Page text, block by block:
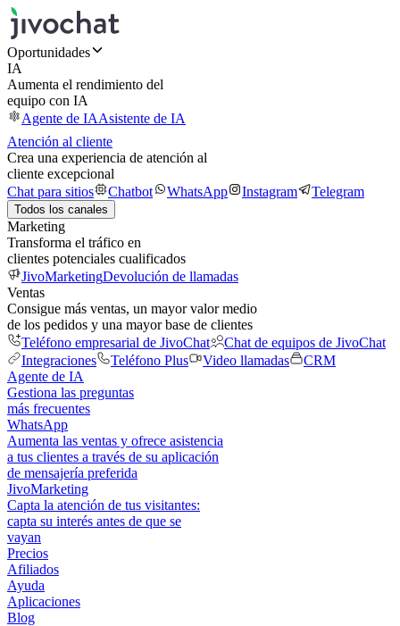
Oportunidades
IA
Aumenta el rendimiento del
equipo con IA
Agente de IAAsistente de IA
Atención al cliente
Crea una experiencia de atención al
cliente excepcional
Chat para sitios
Chatbot WhatsApp Instagram Telegram
Todos los canales
Marketing
Transforma el tráfico en
clientes potenciales cualificados
JivoMarketingDevolución de llamadas
Ventas
Consigue más ventas, un mayor valor medio
de los pedidos y una mayor base de clientes
Teléfono empresarial de JivoChat
Chat de equipos de JivoChat
Integraciones
Teléfono Plus Video llamadas
CRM
Agente de IA
Gestiona las preguntas
más frecuentes
WhatsApp
Aumenta las ventas y ofrece asistencia
a tus clientes a través de su aplicación
de mensajería preferida
JivoMarketing
Capta la atención de tus visitantes:
capta su interés antes de que se
vayan
Precios
Afiliados
Ayuda
Aplicaciones
Blog